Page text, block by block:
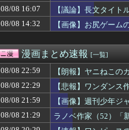
08/08 16:07
【議論】長文タイト
08/08 14:32
【画像】お尻ゲーム
漫画まとめ速報 [一覧]
08/08 22:59
【朗報】ヤニねこ
08/08 22:29
【悲報】ワンダン
08/08 21:59
【画像】週刊少年ジ
08/08 21:29
ラノベ作家（52）「
話題に